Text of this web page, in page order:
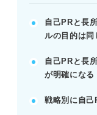
化。
例：協調性
自己PRと
自己PRと長
ルの目的は同
自己PRと長
が明確になる
戦略別に自己